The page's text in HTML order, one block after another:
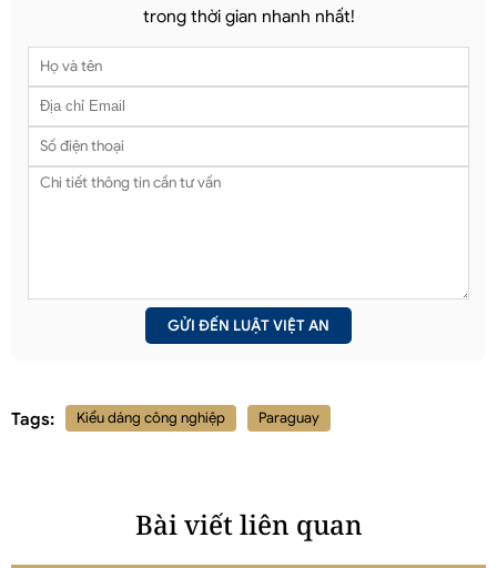
trong thời gian nhanh nhất!
Tags: Kiểu dáng công nghiệp Paraguay
Bài viết liên quan